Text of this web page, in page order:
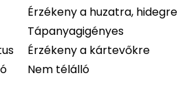
Érzékeny a huzatra, hidegre
Tápanyagigényes
Érzékeny a kártevőkre
Nem télálló